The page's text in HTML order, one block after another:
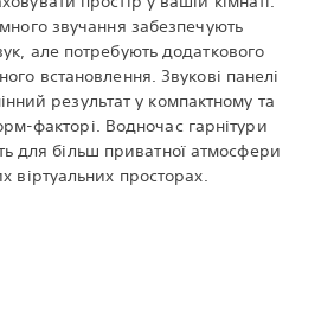
звучання забезпечують
але потребують додаткового
встановлення. Звукові панелі
результат у компактному та
факторі. Водночас гарнітури
для більш приватної атмосфери
віртуальних просторах.